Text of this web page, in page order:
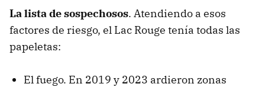
La lista de sospechosos. Atendiendo a esos
factores de riesgo, el Lac Rouge tenía todas las
papeletas:
El fuego. En 2019 y 2023 ardieron zonas